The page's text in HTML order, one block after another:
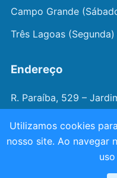
Campo Grande
Três Lagoas
Endereço
R. Paraíba, 529 –
– MS
© 2026 — Dr. João
Utilizamos cookies
nosso site. Ao navegar